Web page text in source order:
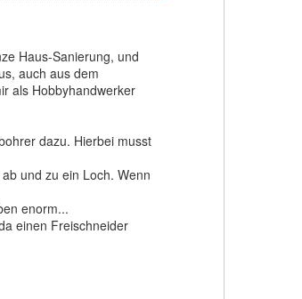
Haus-Sanierung, und
auch aus dem
als Hobbyhandwerker
dazu. Hierbei musst
und zu ein Loch. Wenn
enorm...
einen Freischneider